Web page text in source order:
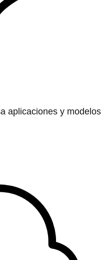
aplicaciones y modelos